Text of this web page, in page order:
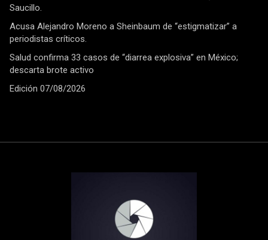
Saucillo.
Acusa Alejandro Moreno a Sheinbaum de “estigmatizar” a
periodistas críticos.
Salud confirma 33 casos de “diarrea explosiva” en México;
descarta brote activo
Edición 07/08/2026